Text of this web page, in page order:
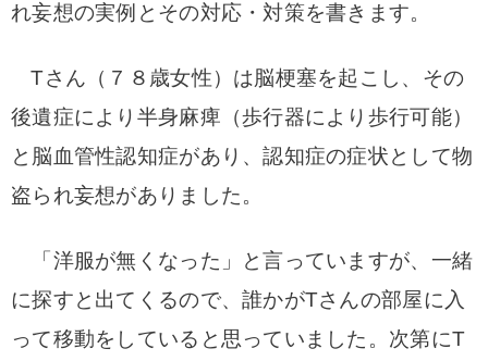
れ妄想の実例とその対応・対策を書きます。
Tさん（７８歳女性）は脳梗塞を起こし、その
後遺症により半身麻痺（歩行器により歩行可能）
と脳血管性認知症があり、認知症の症状として物
盗られ妄想がありました。
「洋服が無くなった」と言っていますが、一緒
に探すと出てくるので、誰かがTさんの部屋に入
って移動をしていると思っていました。次第にT